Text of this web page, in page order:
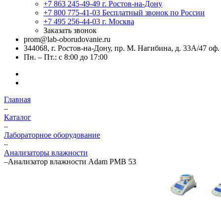
+7 863 245-49-49 г. Ростов-на-Дону
+7 800 775-41-03 Бесплатный звонок по России
+7 495 256-44-03 г. Москва
Заказать звонок
prom@lab-oborudovanie.ru
344068, г. Ростов-на-Дону, пр. М. Нагибина, д. 33А/47 оф.
Пн. – Пт.: с 8:00 до 17:00
Главная
–
Каталог
–
Лабораторное оборудование
–
Анализаторы влажности
–Анализатор влажности Adam PMB 53